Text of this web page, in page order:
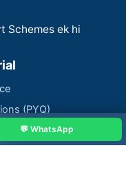
Schemes ek hi
(PYQ)
💬 WhatsApp